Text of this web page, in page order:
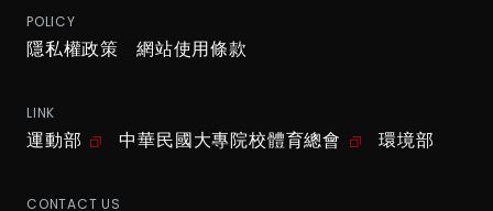
POLICY
隱私權政策 網站使用條款
LINK
運動部 中華民國大專院校體育總會 環境部
CONTACT US